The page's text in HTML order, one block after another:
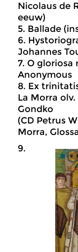
Nicolaus de
eeuw)
5. Ballade
6.
Johannes
7. O gloriosa
Anonymous
8. Ex
La Morra
Gondko
(CD Petrus
Morra,
9.